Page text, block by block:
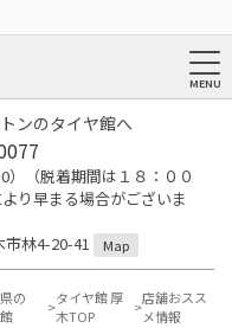
ンのタイヤ館へ
）（脱着期間は１８：００
り早まる場合がございま
林4-20-41
Map
の
タイヤ館 厚
木TOP
店舗おスス
メ情報